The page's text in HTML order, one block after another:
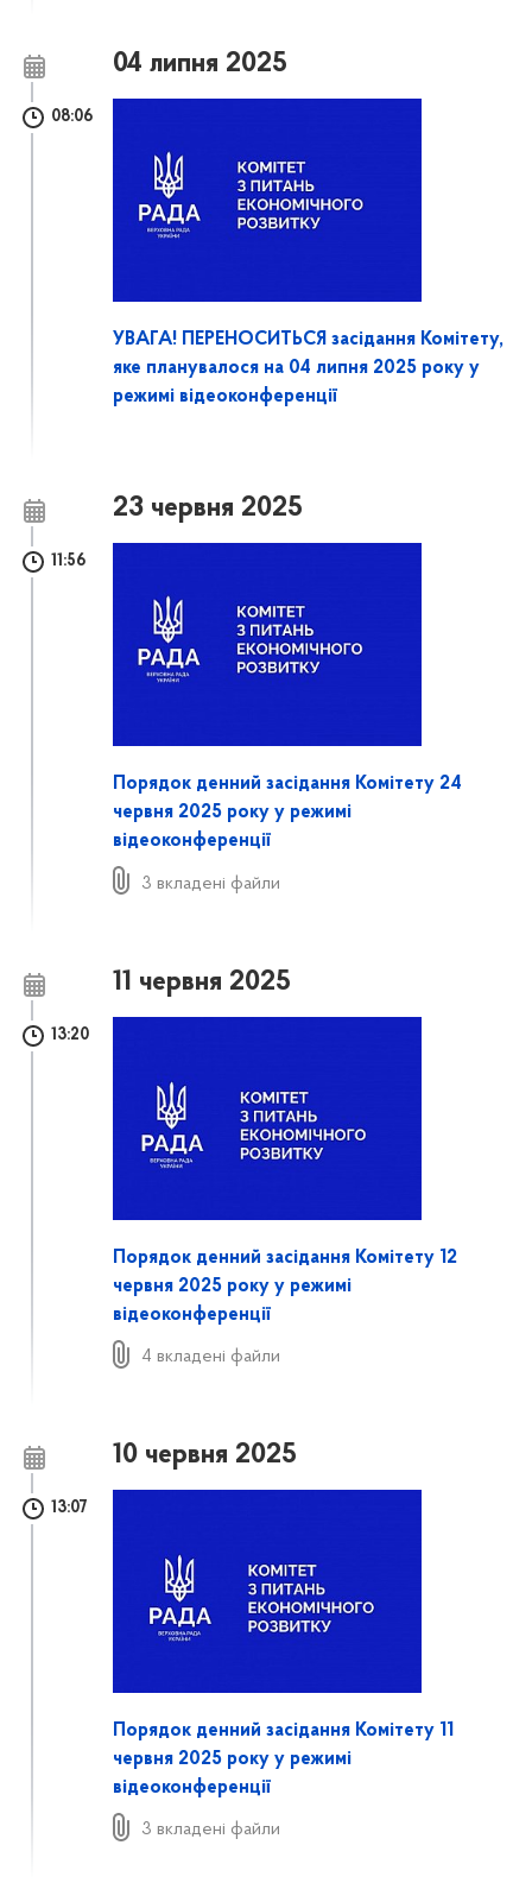
04 липня 2025
08:06
УВАГА! ПЕРЕНОСИТЬСЯ засідання Комітету,
яке планувалося на 04 липня 2025 року у
режимі відеоконференції
23 червня 2025
11:56
Порядок денний засідання Комітету 24
червня 2025 року у режимі
відеоконференції
3 вкладені файли
11 червня 2025
13:20
Порядок денний засідання Комітету 12
червня 2025 року у режимі
відеоконференції
4 вкладені файли
10 червня 2025
13:07
Порядок денний засідання Комітету 11
червня 2025 року у режимі
відеоконференції
3 вкладені файли